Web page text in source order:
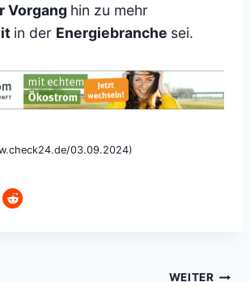
Vorgang hin zu mehr
in der Energiebranche sei.
03.09.2024)
WEITER